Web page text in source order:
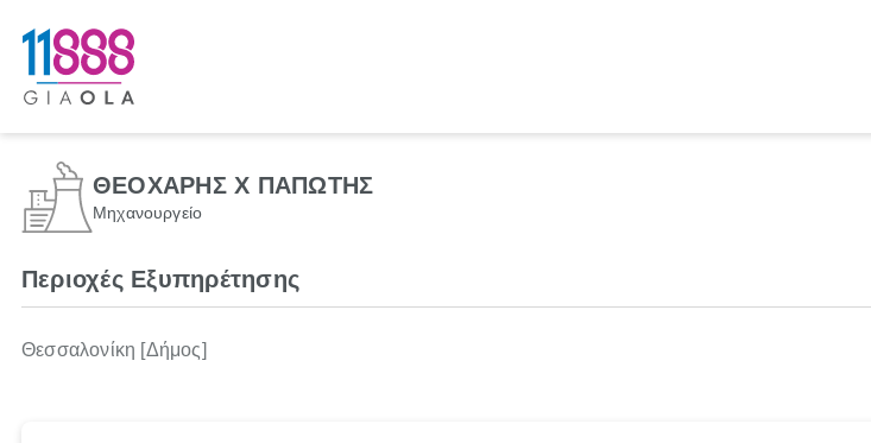
ΘΕΟΧΑΡΗΣ Χ ΠΑΠΩΤΗΣ
Μηχανουργείο
Περιοχές Εξυπηρέτησης
Θεσσαλονίκη [Δήμος]